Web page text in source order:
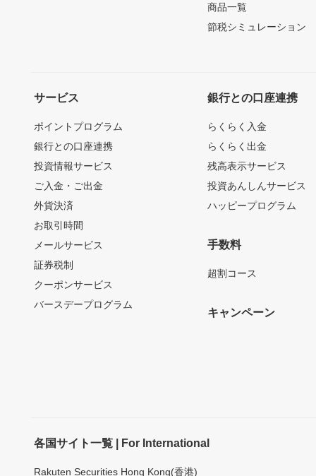
商品一覧
節税シミュレーション
サービス
ポイントプログラム
銀行との口座連携
投資情報サービス
ご入金・ご出金
外貨決済
お取引時間
メールサービス
証券税制
クーポンサービス
バースデープログラム
銀行との口座連携
らくらく入金
らくらく出金
残高表示サービス
投資あんしんサービス
ハッピープログラム
手数料
超割コース
キャンペーン
各国サイト一覧 | For International
Rakuten Securities Hong Kong(香港)